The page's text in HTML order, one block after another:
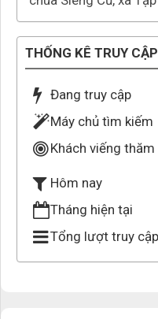
THỐNG KÊ TRUY CẬP
Đang truy cập
Máy chủ tìm kiếm
Khách viếng thăm
Hôm nay
Tháng hiện tại
Tổng lượt truy cập